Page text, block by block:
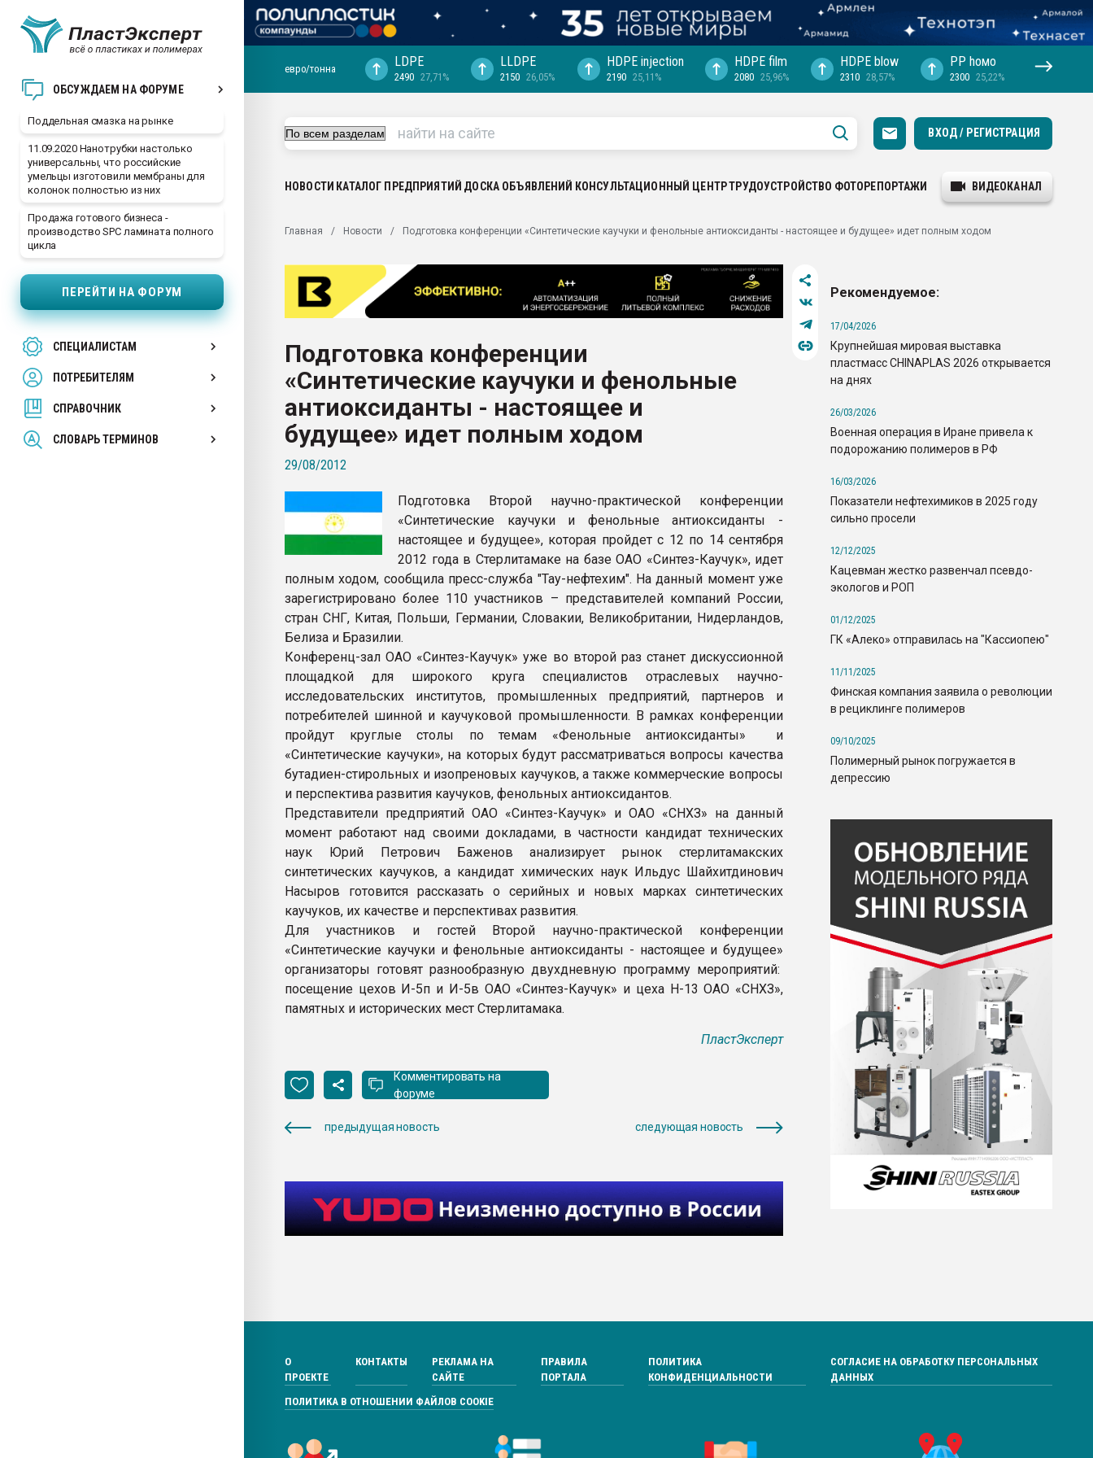
ОБСУЖДАЕМ НА ФОРУМЕ
Поддельная смазка на рынке
11.09.2020 Нанотрубки настолько
универсальны, что российские
умельцы изготовили мембраны для
колонок полностью из них
Продажа готового бизнеса -
производство SPC ламината полного
цикла
ПЕРЕЙТИ НА ФОРУМ
СПЕЦИАЛИСТАМ
ПОТРЕБИТЕЛЯМ
СПРАВОЧНИК
СЛОВАРЬ ТЕРМИНОВ
ближайшее подмосковье, с.-в.
Подмосковье, Москва
первый план в переработке
28.07.2026 "Технониколь" довольна
ситуацией на строительном рынке
Всё, что касается выдува ПЭТ
Материал поверхности пуансона для
Продам отходы Композиция
поликарбоната и АБС-пластика
Armaloy PC/ABS-1IM черный цвет
ПЕРЕЙТИ НА ФОРУМ
евро/тонна LDPE
2490 27,71%
LLDPE
2150 26,05%
HDPE injection
2190 25,11%
HDPE film
2080 25,96%
HDPE blow
2310 28,57%
PP hомо
2300 25,22%
ВХОД / РЕГИСТРАЦИЯ
НОВОСТИ КАТАЛОГ ПРЕДПРИЯТИЙ ДОСКА ОБЪЯВЛЕНИЙ КОНСУЛЬТАЦИОННЫЙ ЦЕНТРТРУДОУСТРОЙСТВО ФОТОРЕПОРТАЖИ ВИДЕОКАНАЛ
Главная Новости Подготовка конференции «Синтетические каучуки и фенольные антиоксиданты - настоящее и будущее» идет полным ходом
Подготовка конференции
«Синтетические каучуки и фенольные
антиоксиданты - настоящее и
будущее» идет полным ходом
29/08/2012
Подготовка Второй научно-практической конференции
«Синтетические каучуки и фенольные антиоксиданты -
настоящее и будущее», которая пройдет с 12 по 14 сентября
2012 года в Стерлитамаке на базе ОАО «Синтез-Каучук», идет
полным ходом, сообщила пресс-служба "Тау-нефтехим". На данный момент уже
зарегистрировано более 110 участников – представителей компаний России,
стран СНГ, Китая, Польши, Германии, Словакии, Великобритании, Нидерландов,
Белиза и Бразилии.
Конференц-зал ОАО «Синтез-Каучук» уже во второй раз станет дискуссионной
площадкой для широкого круга специалистов отраслевых научно-
исследовательских институтов, промышленных предприятий, партнеров и
потребителей шинной и каучуковой промышленности. В рамках конференции
пройдут круглые столы по темам «Фенольные антиоксиданты» и
«Синтетические каучуки», на которых будут рассматриваться вопросы качества
бутадиен-стирольных и изопреновых каучуков, а также коммерческие вопросы
и перспектива развития каучуков, фенольных антиоксидантов.
Представители предприятий ОАО «Синтез-Каучук» и ОАО «СНХЗ» на данный
момент работают над своими докладами, в частности кандидат технических
наук Юрий Петрович Баженов анализирует рынок стерлитамакских
синтетических каучуков, а кандидат химических наук Ильдус Шайхитдинович
Насыров готовится рассказать о серийных и новых марках синтетических
каучуков, их качестве и перспективах развития.
Для участников и гостей Второй научно-практической конференции
«Синтетические каучуки и фенольные антиоксиданты - настоящее и будущее»
организаторы готовят разнообразную двухдневную программу мероприятий:
посещение цехов И-5п и И-5в ОАО «Синтез-Каучук» и цеха Н-13 ОАО «СНХЗ»,
памятных и исторических мест Стерлитамака.
ПластЭксперт
Комментировать на
форуме
предыдущая новость следующая новость
Рекомендуемое:
17/04/2026
Крупнейшая мировая выставка
пластмасс CHINAPLAS 2026 открывается
на днях
26/03/2026
Военная операция в Иране привела к
подорожанию полимеров в РФ
16/03/2026
Показатели нефтехимиков в 2025 году
сильно просели
12/12/2025
Кацевман жестко развенчал псевдо-
экологов и РОП
01/12/2025
ГК «Алеко» отправилась на "Кассиопею"
11/11/2025
Финская компания заявила о революции
в рециклинге полимеров
09/10/2025
Полимерный рынок погружается в
депрессию
О
ПРОЕКТЕ
КОНТАКТЫ
РЕКЛАМА НА
САЙТЕ
ПРАВИЛА
ПОРТАЛА
ПОЛИТИКА
КОНФИДЕНЦИАЛЬНОСТИ
СОГЛАСИЕ НА ОБРАБОТКУ ПЕРСОНАЛЬНЫХ
ДАННЫХ
ПОЛИТИКА В ОТНОШЕНИИ ФАЙЛОВ COOKIE